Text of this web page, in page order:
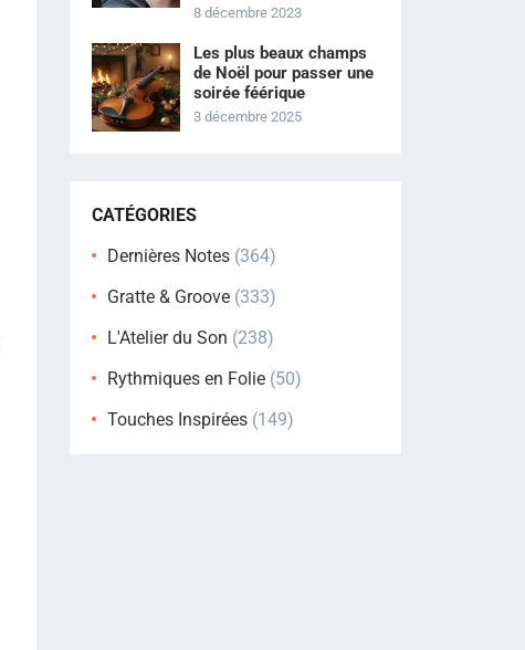
8 décembre 2023
Les plus beaux champs
de Noël pour passer une
soirée féérique
3 décembre 2025
CATÉGORIES
Dernières Notes (364)
Gratte & Groove (333)
L'Atelier du Son (238)
Rythmiques en Folie (50)
Touches Inspirées (149)